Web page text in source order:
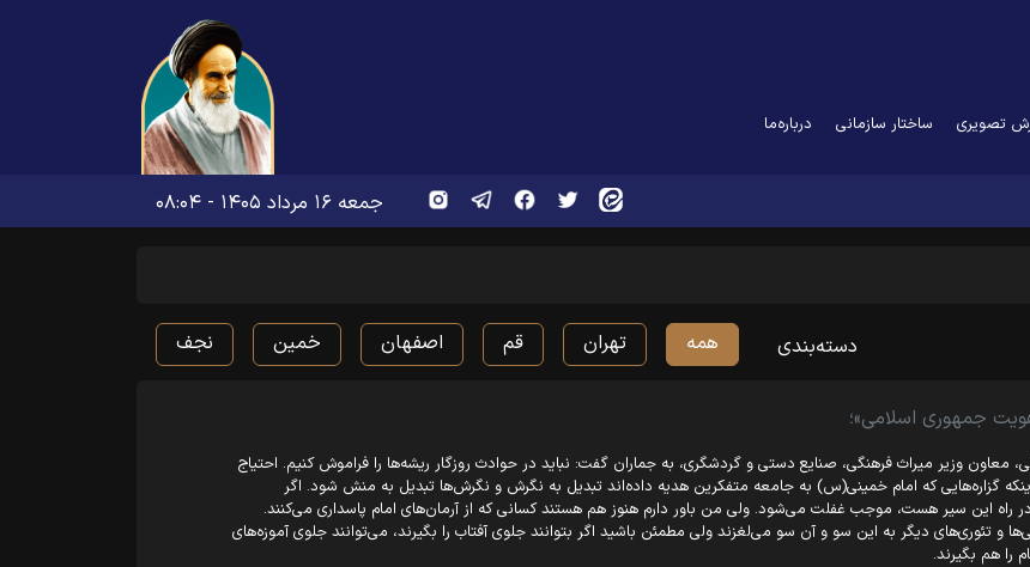
تصویری ساختار سازمانی درباره‌ما
جمعه ۱۶ مرداد ۱۴۰۵ - ۰۸:۰۴
دسته‌بندی همه تهران قم اصفهان خمین نجف
جمهوری اسلامی»؛
معاون وزیر میراث فرهنگی، صنایع دستی و گردشگری، به جماران گفت: نباید در حوادث روزگار ریشه‌ها را فراموش کنیم. احتیاج
گزاره‌هایی که امام خمینی(س) به جامعه متفکرین هدیه داده‌اند تبدیل به نگرش و نگرش‌ها تبدیل به منش شود. اگر
راه این سیر هست، موجب غفلت می‌شود. ولی من باور دارم هنوز هم هستند کسانی که از آرمان‌های امام پاسداری می‌کنند.
و تئوری‌های دیگر به این سو و آن سو می‌لغزند ولی مطمئن باشید اگر بتوانند جلوی آفتاب را بگیرند، می‌توانند جلوی آموزه‌های
را هم بگیرند.